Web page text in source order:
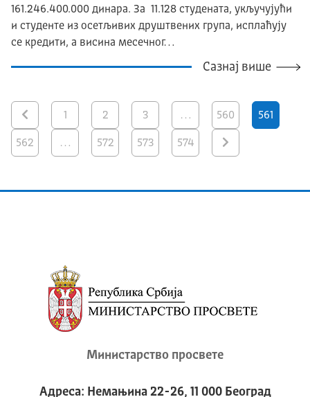
161.246.400.000 динара. За 11.128 студената, укључујући
и студенте из осетљивих друштвених група, исплаћују
се кредити, а висина месечног…
Сазнај више
1 2 3 … 560 561
562 … 572 573 574
Министарство просвете
Адреса: Немањина 22-26, 11 000 Београд